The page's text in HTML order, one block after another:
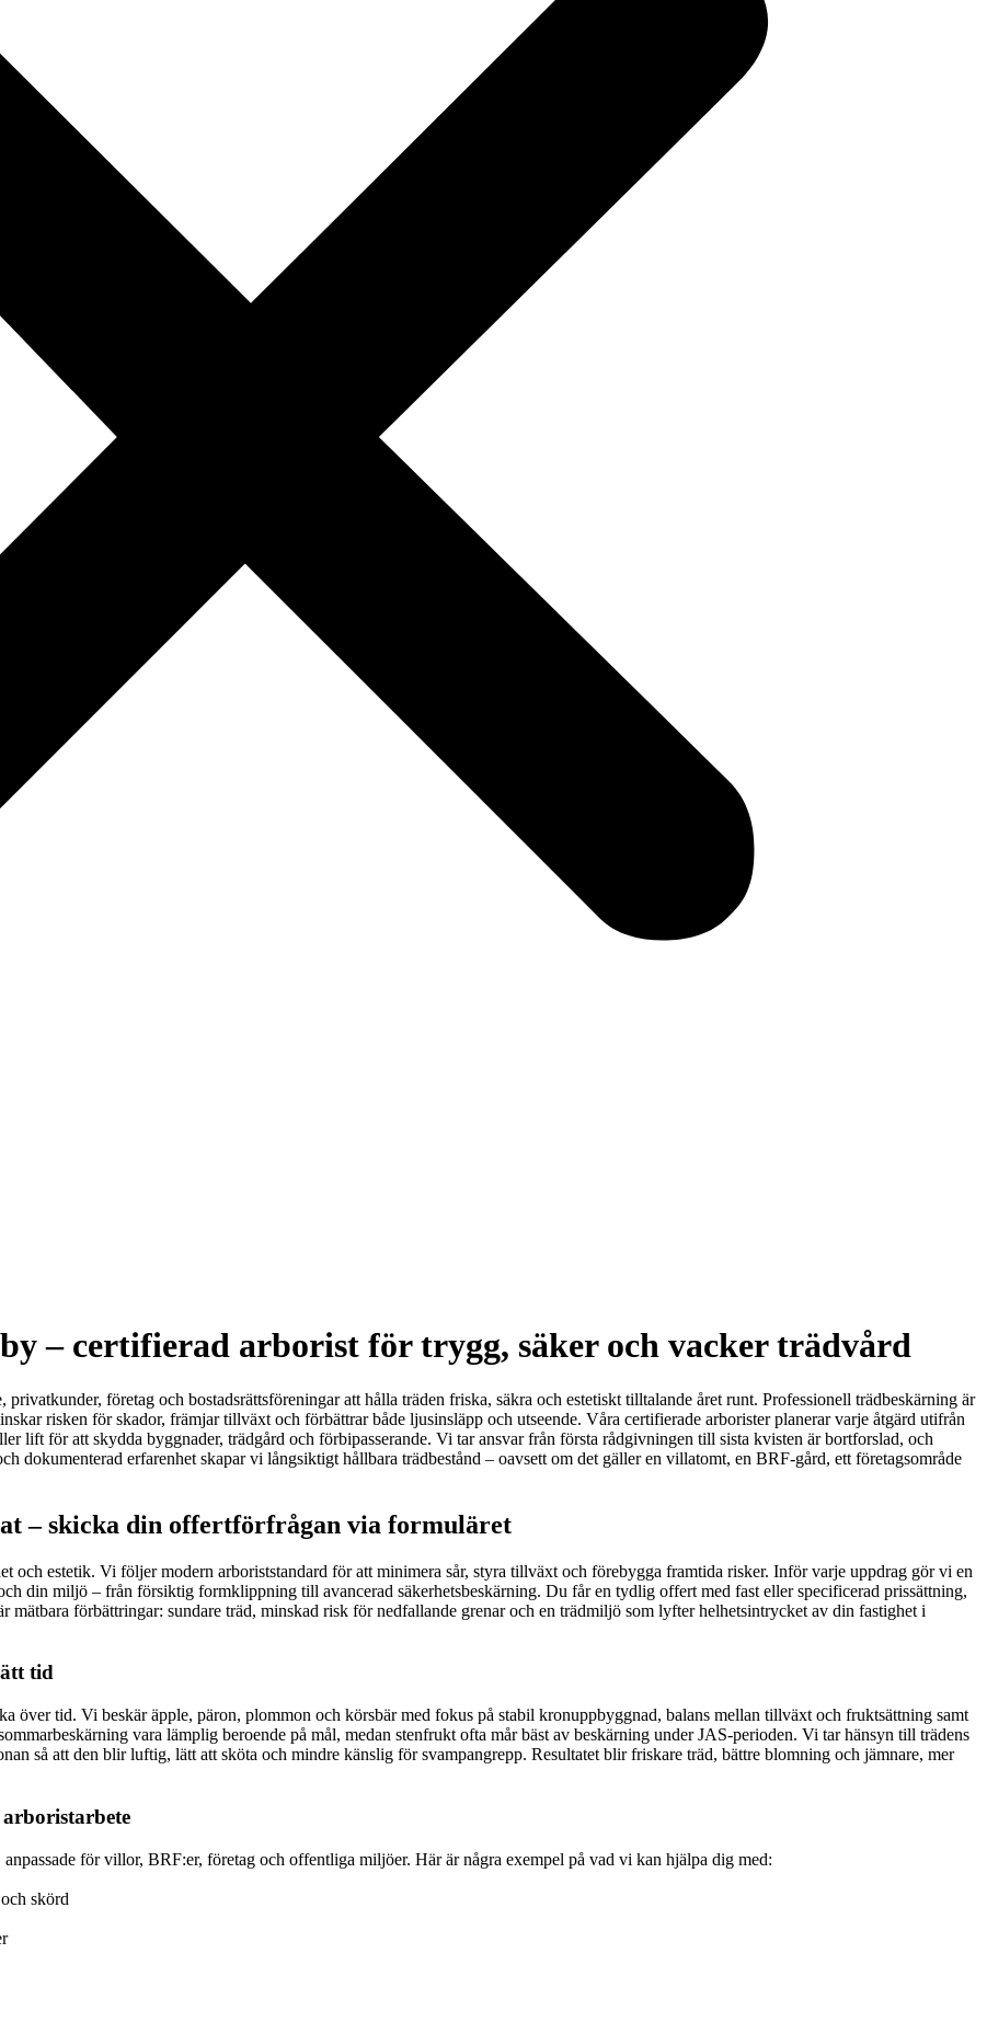
– certifierad arborist för trygg, säker och vacker trädvård
företag och bostadsrättsföreningar att hålla träden friska, säkra och estetiskt tilltalande året runt. Professionell trädbeskärning är
risken för skador, främjar tillväxt och förbättrar både ljusinsläpp och utseende. Våra certifierade arborister planerar varje åtgärd utifrån
lift för att skydda byggnader, trädgård och förbipasserande. Vi tar ansvar från första rådgivningen till sista kvisten är bortforslad, och
dokumenterad erfarenhet skapar vi långsiktigt hållbara trädbestånd – oavsett om det gäller en villatomt, en BRF-gård, ett företagsområde
– skicka din offertförfrågan via formuläret
och estetik. Vi följer modern arboriststandard för att minimera sår, styra tillväxt och förebygga framtida risker. Inför varje uppdrag gör vi en
din miljö – från försiktig formklippning till avancerad säkerhetsbeskärning. Du får en tydlig offert med fast eller specificerad prissättning,
förbättringar: sundare träd, minskad risk för nedfallande grenar och en trädmiljö som lyfter helhetsintrycket av din fastighet i
tid
över tid. Vi beskär äpple, päron, plommon och körsbär med fokus på stabil kronuppbyggnad, balans mellan tillväxt och fruktsättning samt
vara lämplig beroende på mål, medan stenfrukt ofta mår bäst av beskärning under JAS-perioden. Vi tar hänsyn till trädens
så att den blir luftig, lätt att sköta och mindre känslig för svampangrepp. Resultatet blir friskare träd, bättre blomning och jämnare, mer
för villor, BRF:er, företag och offentliga miljöer. Här är några exempel på vad vi kan hjälpa dig med:
skörd